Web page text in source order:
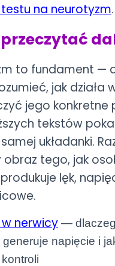
na neurotyzm.
to fundament —
jak działa
jego konkretne
tekstów
układanki.
obraz tego, jak
lęk,
nerwicy —
napięcie i
kontroli